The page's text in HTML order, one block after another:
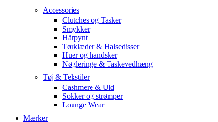
Accessories
Clutches og Tasker
Smykker
Hårpynt
Tørklæder & Halsedisser
Huer og handsker
Nøgleringe & Taskevedhæng
Tøj & Tekstiler
Cashmere & Uld
Sokker og strømper
Lounge Wear
Mærker